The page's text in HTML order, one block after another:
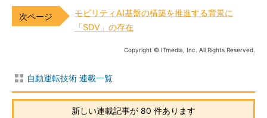
モビリティAI基盤の構築を推進する背景に
「SDV」の存在
Copyright © ITmedia, Inc. All Rights Reserved.
自動運転技術 連載一覧
新しい連載記事が 80 件あります